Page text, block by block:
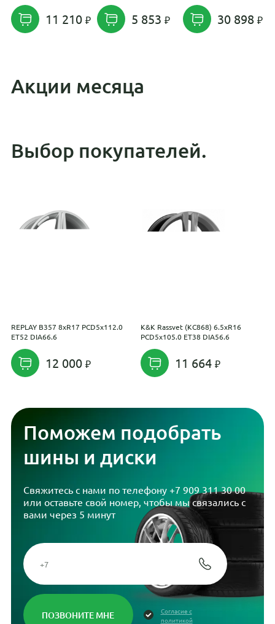
11 210 5 853 30 898
Акции месяца
Выбор покупателей.
REPLAY B357 8xR17 PCD5x112.0
ET52 DIA66.6
12 000
K&K Rassvet (КС868) 6.5xR16
PCD5x105.0 ET38 DIA56.6
11 664
Поможем подобрать
шины и диски
Свяжитесь с нами по телефону +7 909 311 30 00
или оставьте свой номер, чтобы мы связались с
вами через 5 минут
Согласие с
политикой